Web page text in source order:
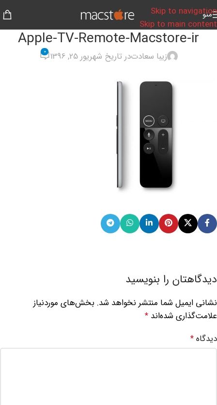
Skip to navigation
Skip to main content
منو
Apple-TV-Remote-Macstore-ir
زیبا سعادتدر تاریخ شهریور 25, 1396 0
دیدگاهتان را بنویسید
نشانی ایمیل شما منتشر نخواهد شد. بخش‌های موردنیاز
علامت‌گذاری شده‌اند *
دیدگاه *